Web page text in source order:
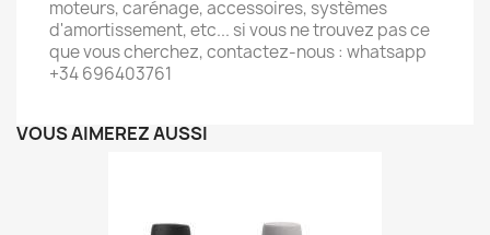
moteurs, carénage, accessoires, systèmes
d'amortissement, etc... si vous ne trouvez pas ce
que vous cherchez, contactez-nous : whatsapp
+34 696403761
VOUS AIMEREZ AUSSI